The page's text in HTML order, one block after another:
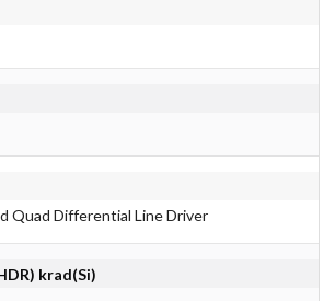
Quad Differential Line Driver
krad(Si)